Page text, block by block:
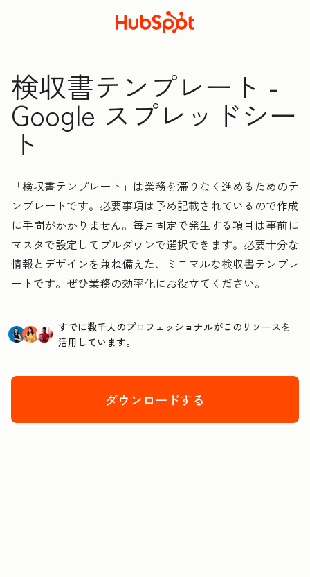
検収書テンプレート -
Google スプレッドシー
ト
「検収書テンプレート」は業務を滞りなく進めるためのテ
ンプレートです。必要事項は予め記載されているので作成
に手間がかかりません。毎月固定で発生する項目は事前に
マスタで設定してプルダウンで選択できます。必要十分な
情報とデザインを兼ね備えた、ミニマルな検収書テンプレ
ートです。ぜひ業務の効率化にお役立てください。
すでに数千人のプロフェッショナルがこのリソースを
活用しています。
ダウンロードする